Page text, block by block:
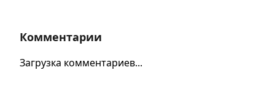
Комментарии
Загрузка комментариев...